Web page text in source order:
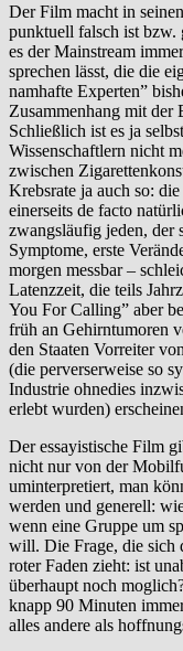
Der Film macht in
punktuell falsch ist bzw.
es der Mainstream
sprechen lässt, die die
namhafte Experten”
Zusammenhang mit der
Schließlich ist es ja
Wissenschaftlern nicht
zwischen
Krebsrate ja auch so:
einerseits de facto
zwangsläufig jeden, der
Symptome, erste
morgen messbar –
Latenzzeit, die teils
You For Calling” aber
früh an Gehirntumoren
den Staaten Vorreiter
(die perverserweise so
Industrie ohnedies
erlebt wurden)
Der essayistische Film
nicht nur von der
uminterpretiert, man
werden und generell:
wenn eine Gruppe um
will. Die Frage, die sich
roter Faden zieht: ist
überhaupt noch
knapp 90 Minuten
alles andere als